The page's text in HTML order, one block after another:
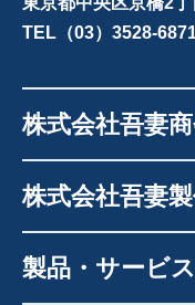
TEL（03）3528-
株式会社吾妻
株式会社吾妻
製品・サービス